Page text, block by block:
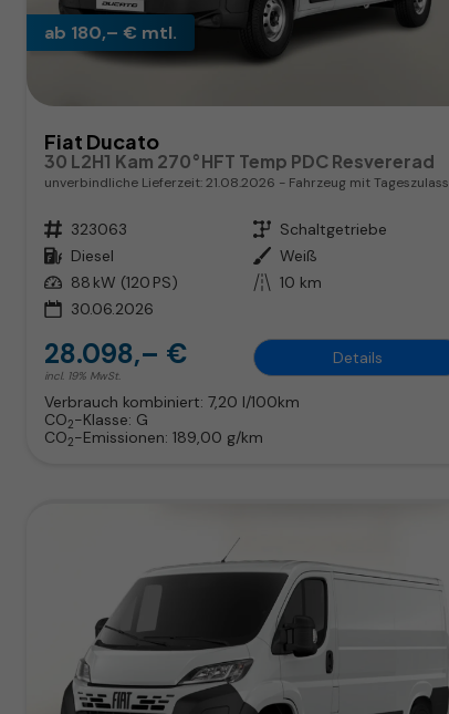
ab 180,– € mtl.
Fiat Ducato
30 L2H1 Kam 270°HFT Temp PDC Resvererad
unverbindliche Lieferzeit:21.08.2026 Fahrzeug mit Tageszulassung
Fahrzeugnr. 323063 Getriebe Schaltgetriebe
Kraftstoff Diesel Außenfarbe Weiß
Leistung 88 kW (120 PS) Kilometerstand 10 km
30.06.2026
28.098,– €
incl. 19% MwSt.
Details
Verbrauch kombiniert: 7,20 l/100km
CO2-Klasse: G
CO2-Emissionen: 189,00 g/km